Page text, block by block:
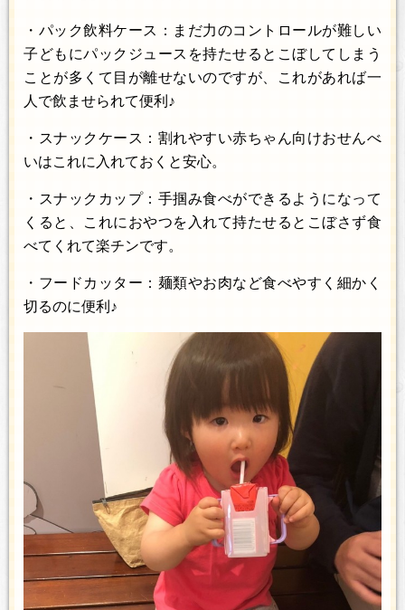
・パック飲料ケース：まだ力のコントロールが難しい
子どもにパックジュースを持たせるとこぼしてしまう
ことが多くて目が離せないのですが、これがあれば一
人で飲ませられて便利♪
・スナックケース：割れやすい赤ちゃん向けおせんべ
いはこれに入れておくと安心。
・スナックカップ：手掴み食べができるようになって
くると、これにおやつを入れて持たせるとこぼさず食
べてくれて楽チンです。
・フードカッター：麺類やお肉など食べやすく細かく
切るのに便利♪